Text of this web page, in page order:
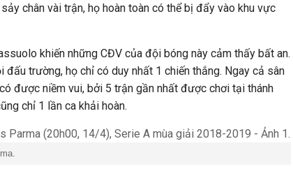
chân vài trận, họ hoàn toàn có thể bị đẩy vào khu vực
khiến những CĐV của đội bóng này cảm thấy bất an.
đấu trường, họ chỉ có duy nhất 1 chiến thắng. Ngay cả sân
được niềm vui, bởi 5 trận gần nhất được chơi tại thánh
chỉ 1 lần ca khải hoàn.